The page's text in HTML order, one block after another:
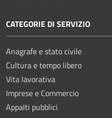
CATEGORIE DI SERVIZIO
Anagrafe e stato civile
Cultura e tempo libero
Vita lavorativa
Imprese e Commercio
Appalti pubblici